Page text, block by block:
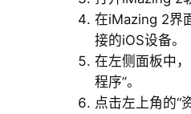
在iMazing 2界
接的iOS设备。
在左侧面板中
程序”。
点击左上角的“